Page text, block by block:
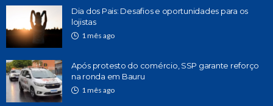
Dia dos Pais: Desafios e oportunidades para os
lojistas
1 mês ago
Após protesto do comércio, SSP garante reforço
na ronda em Bauru
1 mês ago